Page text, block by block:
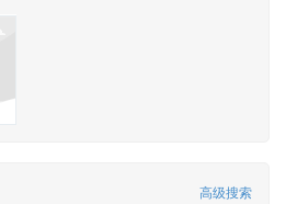
高级搜索